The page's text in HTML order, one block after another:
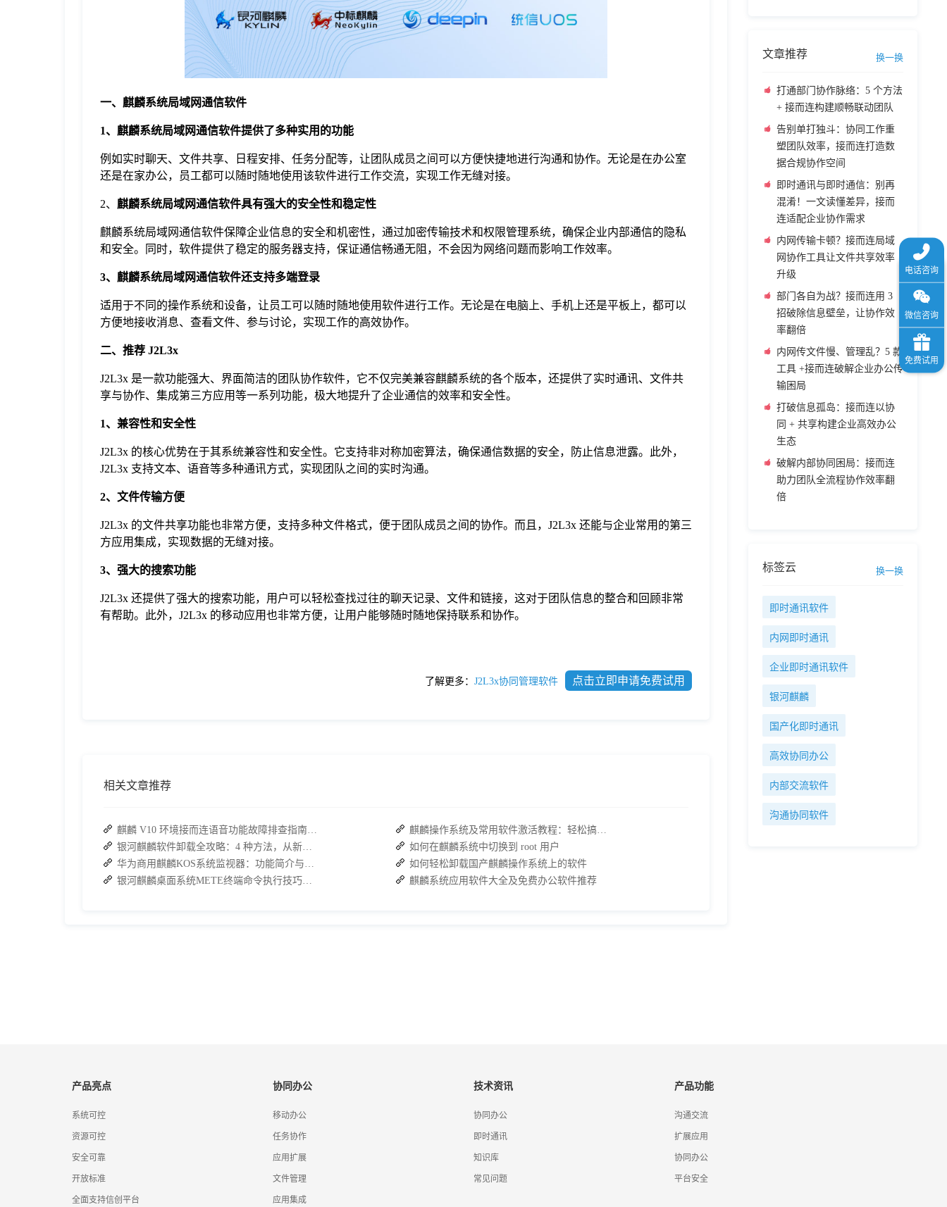
一、麒麟系统局域网通信软件
1、麒麟系统局域网通信软件提供了多种实用的功能
例如实时聊天、文件共享、日程安排、任务分配等，让团队成员之间可以方便快捷地进行沟通和协作。无论是在办公室
还是在家办公，员工都可以随时随地使用该软件进行工作交流，实现工作无缝对接。
2、 麒麟系统局域网通信软件具有强大的安全性和稳定性
麒麟系统局域网通信软件保障企业信息的安全和机密性，通过加密传输技术和权限管理系统，确保企业内部通信的隐私
和安全。同时，软件提供了稳定的服务器支持，保证通信畅通无阻，不会因为网络问题而影响工作效率。
3、麒麟系统局域网通信软件还支持多端登录
适用于不同的操作系统和设备，让员工可以随时随地使用软件进行工作。无论是在电脑上、手机上还是平板上，都可以
方便地接收消息、查看文件、参与讨论，实现工作的高效协作。
二、推荐 J2L3x
J2L3x 是一款功能强大、界面简洁的团队协作软件，它不仅完美兼容麒麟系统的各个版本，还提供了实时通讯、文件共
享与协作、集成第三方应用等一系列功能，极大地提升了企业通信的效率和安全性。
1、兼容性和安全性
J2L3x 的核心优势在于其系统兼容性和安全性。它支持非对称加密算法，确保通信数据的安全，防止信息泄露。此外，
J2L3x 支持文本、语音等多种通讯方式，实现团队之间的实时沟通。
2、文件传输方便
J2L3x 的文件共享功能也非常方便，支持多种文件格式，便于团队成员之间的协作。而且，J2L3x 还能与企业常用的第三
方应用集成，实现数据的无缝对接。
3、强大的搜索功能
J2L3x 还提供了强大的搜索功能，用户可以轻松查找过往的聊天记录、文件和链接，这对于团队信息的整合和回顾非常
有帮助。此外，J2L3x 的移动应用也非常方便，让用户能够随时随地保持联系和协作。
了解更多： J2L3x协同管理软件 点击立即申请免费试用
相关文章推荐
麒麟 V10 环境接而连语音功能故障排查指南：快速恢复高效协作
银河麒麟软件卸载全攻略：4 种方法，从新手到高手一次搞定
华为商用麒麟KOS系统监视器：功能简介与实操指南
银河麒麟桌面系统METE终端命令执行技巧及exe文件快捷运行指南
麒麟操作系统及常用软件激活教程：轻松搞定WPS与数科OFD的激活
如何在麒麟系统中切换到 root 用户
如何轻松卸载国产麒麟操作系统上的软件
麒麟系统应用软件大全及免费办公软件推荐
文章推荐 换一换
打通部门协作脉络：5 个方法
+ 接而连构建顺畅联动团队
告别单打独斗：协同工作重
塑团队效率，接而连打造数
据合规协作空间
即时通讯与即时通信：别再
混淆！一文读懂差异，接而
连适配企业协作需求
内网传输卡顿？接而连局域
网协作工具让文件共享效率
升级
部门各自为战？接而连用 3
招破除信息壁垒，让协作效
率翻倍
内网传文件慢、管理乱？5 款
工具 +接而连破解企业办公传
输困局
打破信息孤岛：接而连以协
同 + 共享构建企业高效办公
生态
破解内部协同困局：接而连
助力团队全流程协作效率翻
倍
标签云 换一换
即时通讯软件
内网即时通讯
企业即时通讯软件
银河麒麟
国产化即时通讯
高效协同办公
内部交流软件
沟通协同软件
产品亮点
系统可控
资源可控
安全可靠
开放标准
全面支持信创平台
协同办公
移动办公
任务协作
应用扩展
文件管理
应用集成
技术资讯
协同办公
即时通讯
知识库
常见问题
产品功能
沟通交流
扩展应用
协同办公
平台安全